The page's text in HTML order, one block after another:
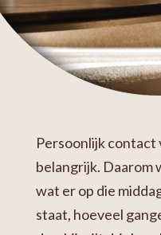
Persoonlijk contact
belangrijk. Daarom
wat er op die
staat, hoeveel